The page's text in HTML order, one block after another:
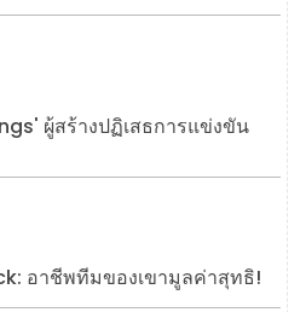
ผู้สร้างปฏิเสธการแข่งขัน
อาชีพทีมของเขามูลค่าสุทธิ!